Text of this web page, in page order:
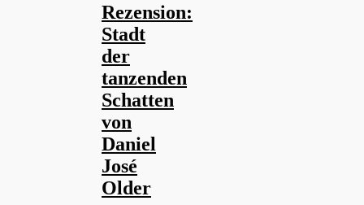
Rezension:
Stadt
der
tanzenden
Schatten
von
Daniel
José
Older